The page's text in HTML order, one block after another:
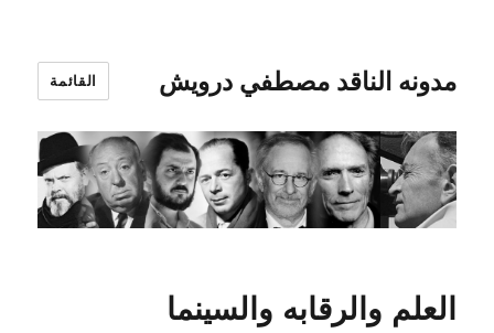
مدونه الناقد مصطفي درويش القائمة
العلم والرقابه والسينما